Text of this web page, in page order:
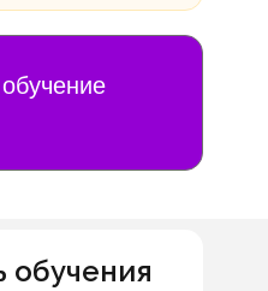
обучения